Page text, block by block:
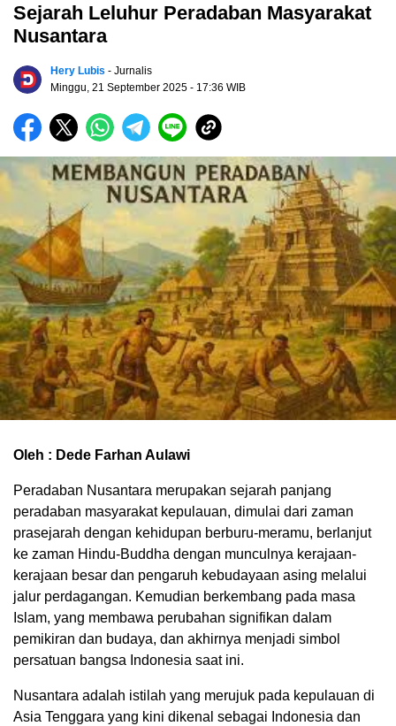
Sejarah Leluhur Peradaban Masyarakat
Nusantara
Hery Lubis - Jurnalis
Minggu, 21 September 2025 - 17:36 WIB
Oleh : Dede Farhan Aulawi
Peradaban Nusantara merupakan sejarah panjang
peradaban masyarakat kepulauan, dimulai dari zaman
prasejarah dengan kehidupan berburu-meramu, berlanjut
ke zaman Hindu-Buddha dengan munculnya kerajaan-
kerajaan besar dan pengaruh kebudayaan asing melalui
jalur perdagangan. Kemudian berkembang pada masa
Islam, yang membawa perubahan signifikan dalam
pemikiran dan budaya, dan akhirnya menjadi simbol
persatuan bangsa Indonesia saat ini.
Nusantara adalah istilah yang merujuk pada kepulauan di
Asia Tenggara yang kini dikenal sebagai Indonesia dan